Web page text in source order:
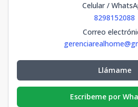
Celular /
8298152088
Correo
Llámame
Escribeme por